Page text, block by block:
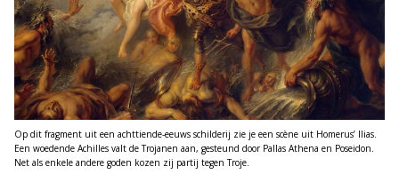
Op dit fragment uit een achttiende-eeuws schilderij zie je een scène uit Homerus’ Ilias.
Een woedende Achilles valt de Trojanen aan, gesteund door Pallas Athena en Poseidon.
Net als enkele andere goden kozen zij partij tegen Troje.